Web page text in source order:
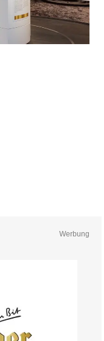
Werbung